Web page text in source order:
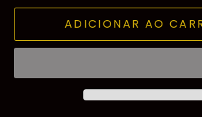
ADICIONAR AO